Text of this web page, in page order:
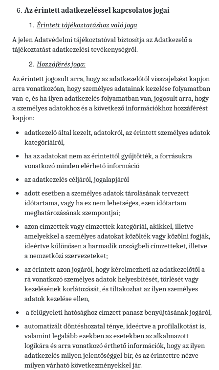
Az érintett adatkezeléssel kapcsolatos jogai
Érintett tájékoztatáshoz való joga
A jelen Adatvédelmi tájékoztatóval biztosítja az Adatkezelő a
tájékoztatást adatkezelési tevékenységről.
Hozzáférés joga:
Az érintett jogosult arra, hogy az adatkezelőtől visszajelzést kapjon
arra vonatkozóan, hogy személyes adatainak kezelése folyamatban
van-e, és ha ilyen adatkezelés folyamatban van, jogosult arra, hogy
a személyes adatokhoz és a következő információkhoz hozzáférést
kapjon:
adatkezelő által kezelt, adatokról, az érintett személyes adatok
kategóriáiról,
ha az adatokat nem az érintettől gyűjtötték, a forrásukra
vonatkozó minden elérhető információ
az adatkezelés céljáról, jogalapjáról
adott esetben a személyes adatok tárolásának tervezett
időtartama, vagy ha ez nem lehetséges, ezen időtartam
meghatározásának szempontjai;
azon címzettek vagy címzettek kategóriái, akikkel, illetve
amelyekkel a személyes adatokat közölték vagy közölni fogják,
ideértve különösen a harmadik országbeli címzetteket, illetve
a nemzetközi szervezeteket;
az érintett azon jogáról, hogy kérelmezheti az adatkezelőtől a
rá vonatkozó személyes adatok helyesbítését, törlését vagy
kezelésének korlátozását, és tiltakozhat az ilyen személyes
adatok kezelése ellen,
a felügyeleti hatósághoz címzett panasz benyújtásának jogáról,
automatizált döntéshozatal ténye, ideértve a profilalkotást is,
valamint legalább ezekben az esetekben az alkalmazott
logikára és arra vonatkozó érthető információk, hogy az ilyen
adatkezelés milyen jelentőséggel bír, és az érintettre nézve
milyen várható következményekkel jár.